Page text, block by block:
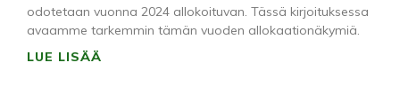
odotetaan vuonna 2024 allokoituvan. Tässä kirjoituksessa
avaamme tarkemmin tämän vuoden allokaationäkymiä.
LUE LISÄÄ